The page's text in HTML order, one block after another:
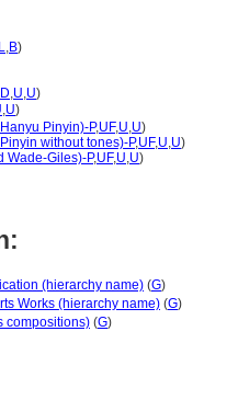
L,B)
D,U,U)
,U)
Pinyin)-P,UF,U,U)
without tones)-P,UF,U,U)
Wade-Giles)-P,UF,U,U)
(hierarchy name) (G)
Works (hierarchy name) (G)
compositions) (G)